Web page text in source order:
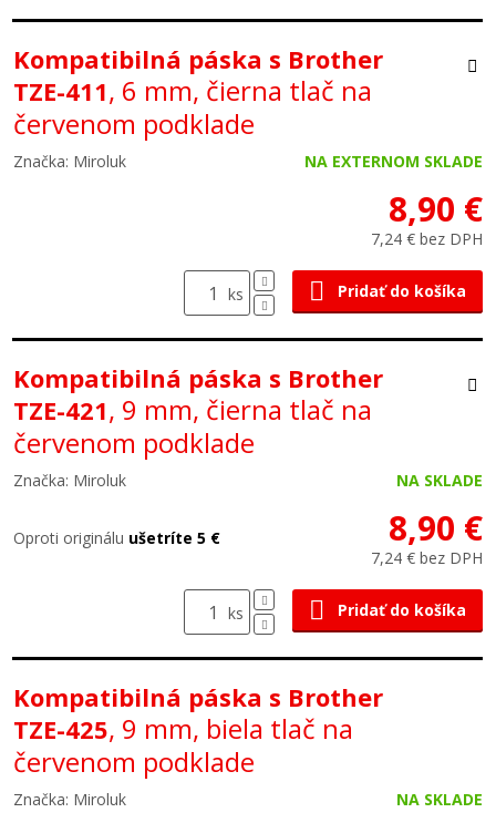
Kompatibilná páska s Brother
TZE-411, 6 mm, čierna tlač na
červenom podklade
Značka: Miroluk NA EXTERNOM SKLADE
8,90 €
7,24 € bez DPH
ks Pridať do košíka
Kompatibilná páska s Brother
TZE-421, 9 mm, čierna tlač na
červenom podklade
Značka: Miroluk NA SKLADE
Oproti originálu ušetríte 5 € 8,90 €
7,24 € bez DPH
ks Pridať do košíka
Kompatibilná páska s Brother
TZE-425, 9 mm, biela tlač na
červenom podklade
Značka: Miroluk NA SKLADE